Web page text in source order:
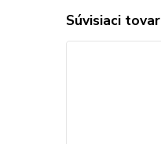
Súvisiaci tovar